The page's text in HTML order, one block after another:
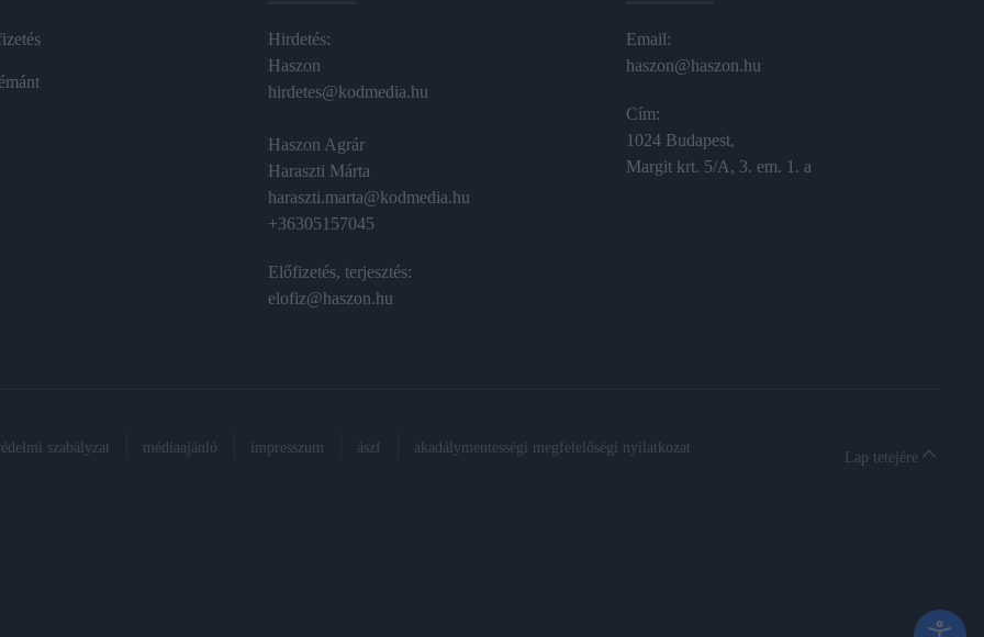
Hirdetés:
Haszon
hirdetes@kodmedia.hu
Haszon Agrár
Haraszti Márta
haraszti.marta@kodmedia.hu
+36305157045
Előfizetés, terjesztés:
elofiz@haszon.hu
Email:
haszon@haszon.hu
Cím:
1024 Budapest,
Margit krt. 5/A, 3. em. 1. a
szabályzat médiaajánló impresszum ászf akadálymentességi megfelelőségi nyilatkozat
Lap tetejére